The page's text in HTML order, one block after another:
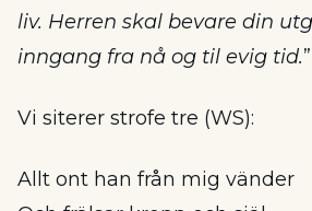
liv. Herren skal bevare din
inngang fra nå og til evig tid.
Vi siterer strofe tre (WS):
Allt ont han från mig vänder